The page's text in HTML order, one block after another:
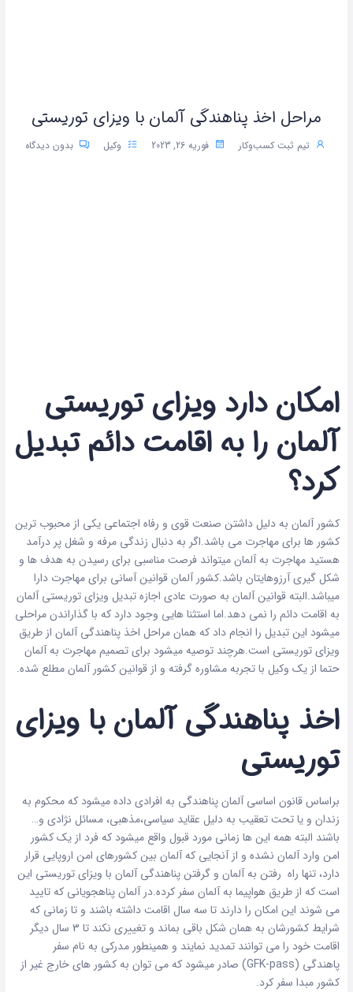
مراحل اخذ پناهندگی آلمان با ویزای توریستی
تیم ثبت کسب‌وکار فوریه 26, 2023 وکیل بدون دیدگاه
امکان دارد ویزای توریستی
آلمان را به اقامت دائم تبدیل
کرد؟
کشور آلمان به دلیل داشتن صنعت قوی و رفاه اجتماعی یکی از محبوب ترین
کشور ها برای مهاجرت می باشد.اگر به دنبال زندگی مرفه و شغل پر درآمد
هستید مهاجرت به آلمان میتواند فرصت مناسبی برای رسیدن به هدف ها و
شکل گیری آرزوهایتان باشد.کشور آلمان قوانین آسانی برای مهاجرت دارا
میباشد.البته قوانین آلمان به صورت عادی اجازه تبدیل ویزای توریستی آلمان
به اقامت دائم را نمی دهد.اما استثنا هایی وجود دارد که با گذاراندن مراحلی
میشود این تبدیل را انجام داد که همان مراحل اخذ پناهندگی آلمان از طریق
ویزای توریستی است.هرچند توصیه میشود برای تصمیم مهاجرت به آلمان
حتما از یک وکیل با تجربه مشاوره گرفته و از قوانین کشور آلمان مطلع شده.
اخذ پناهندگی آلمان با ویزای
توریستی
براساس قانون اساسی آلمان پناهندگی به افرادی داده میشود که محکوم به
زندان و یا تحت تعقیب به دلیل عقاید سیاسی،مذهبی، مسائل نژادی و…
باشند البته همه این ها زمانی مورد قبول واقع میشود که فرد از یک کشور
امن وارد آلمان نشده و از آنجایی که آلمان بین کشورهای امن اروپایی قرار
دارد، تنها راه رفتن به آلمان و گرفتن پناهندگی آلمان با ویزای توریستی این
است که از طریق هواپیما به آلمان سفر کرده.در آلمان پناهجویانی که تایید
می شوند این امکان را دارند تا سه سال اقامت داشته باشند و تا زمانی که
شرایط کشورشان به همان شکل باقی بماند و تغییری نکند تا 3 سال دیگر
اقامت خود را می توانند تمدید نمایند و همینطور مدرکی به نام سفر
پاهندگی (GFK-pass) صادر میشود که می توان به کشور های خارج غیر از
کشور مبدا سفر کرد.